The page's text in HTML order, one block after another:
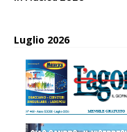
Luglio 2026